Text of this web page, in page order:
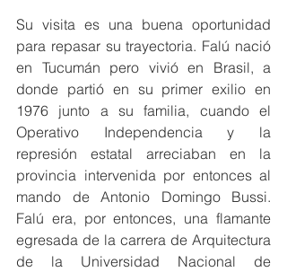
Su visita es una buena oportunidad
para repasar su trayectoria. Falú nació
en Tucumán pero vivió en Brasil, a
donde partió en su primer exilio en
1976 junto a su familia, cuando el
Operativo Independencia y la
represión estatal arreciaban en la
provincia intervenida por entonces al
mando de Antonio Domingo Bussi.
Falú era, por entonces, una flamante
egresada de la carrera de Arquitectura
de la Universidad Nacional de